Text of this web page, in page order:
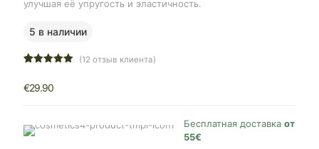
улучшая её упругость и эластичность.
5 в наличии
на основе
пользователей
(12 отзыв клиента)
€29.90
Бесплатная доставка от
55€